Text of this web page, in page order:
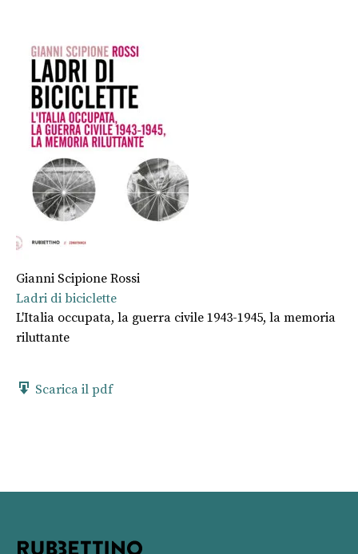
Gianni Scipione Rossi
Ladri di biciclette
L'Italia occupata, la guerra civile 1943-1945, la memoria
riluttante
Scarica il pdf